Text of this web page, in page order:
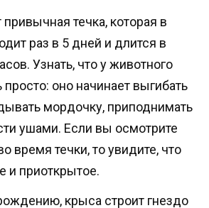
привычная течка, которая в
раз в 5 дней и длится в
Узнать, что у животного
просто: оно начинает выгибать
мордочку, приподнимать
ушами. Если вы осмотрите
время течки, то увидите, что
и приоткрытое.
крыса строит гнездо